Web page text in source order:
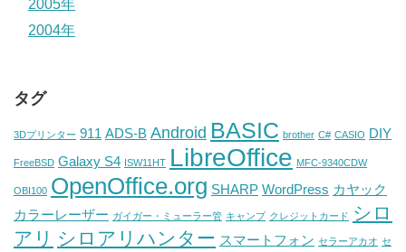
2005年
2004年
タグ
3Dプリンター 911 ADS-B Android BASIC brother C# CASIO DIY
FreeBSD Galaxy S4 ISW11HT LibreOffice MFC-9340CDW
OBI100 OpenOffice.org SHARP WordPress カヤック
カラーレーザー ガイガー・ミューラー管 キャンプ クレジットカード シロ
アリ シロアリハンター スマートフォン セラーアカオ セ